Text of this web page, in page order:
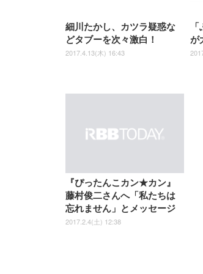
細川たかし、カツラ疑惑な
どタブーを次々激白！
2017.4.13(木) 16:43
が
『ぴったんこカン★カン』
藤村俊二さんへ「私たちは
忘れません」とメッセージ
2017.2.4(土) 12:38